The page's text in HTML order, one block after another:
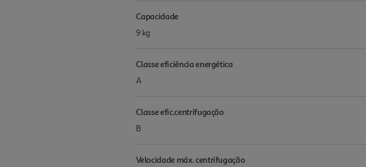
Capacidade
9 kg
Classe eficiência energética
A
Classe efic.centrifugação
B
Velocidade máx. centrifugação